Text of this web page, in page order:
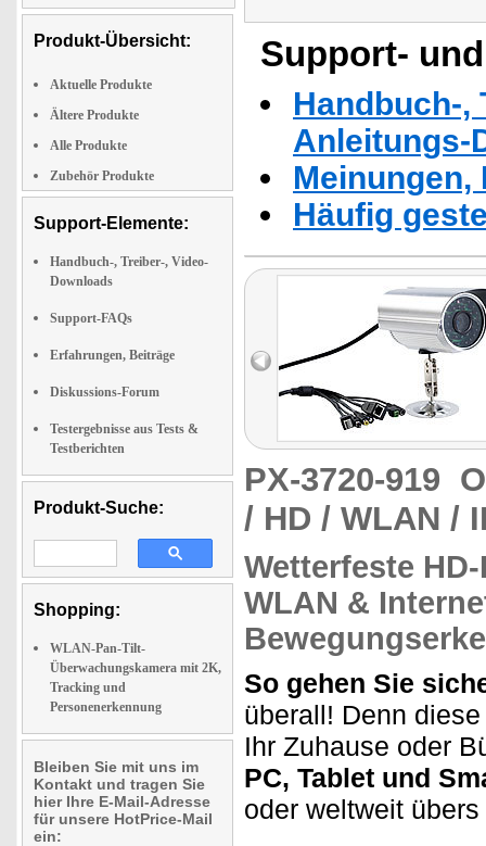
Produkt-Übersicht:
Aktuelle Produkte
Ältere Produkte
Alle Produkte
Zubehör Produkte
Support-Elemente:
Handbuch-, Treiber-, Video-
Downloads
Support-FAQs
Erfahrungen, Beiträge
Diskussions-Forum
Testergebnisse aus Tests &
Testberichten
Produkt-Suche:
Shopping:
WLAN-Pan-Tilt-
Überwachungskamera mit 2K,
Tracking und
Personenerkennung
Bleiben Sie mit uns im
Kontakt und tragen Sie
hier Ihre E-Mail-Adresse
für unsere HotPrice-Mail
ein:
Support-
Handbuch-,
Anleitungs-
Häufig
PX-3720-919
/ HD / WLAN /
Wetterfeste
WLAN &
So gehen Sie
überall! Denn
Ihr Zuhause oder
PC, Tablet und
oder weltweit